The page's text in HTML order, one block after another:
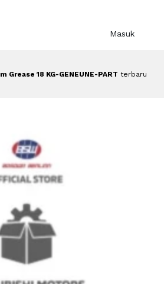
Masuk
Grease 18 KG-GENEUNE-PART terbaru